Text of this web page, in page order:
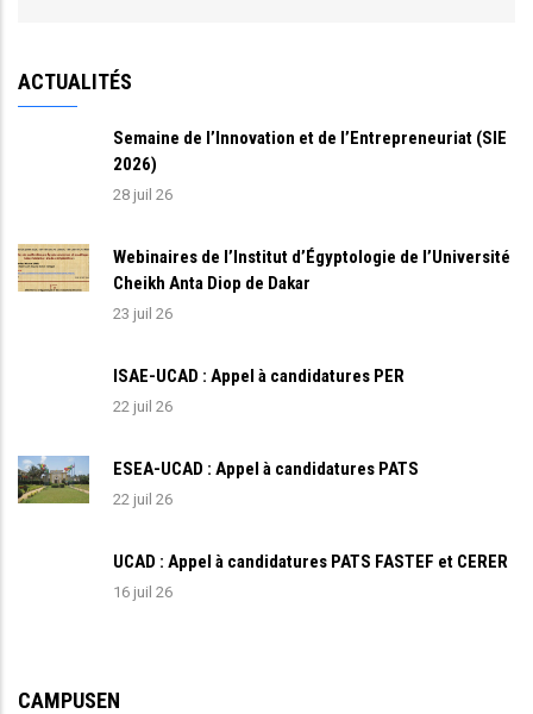
ACTUALITÉS
Semaine de l’Innovation et de l’Entrepreneuriat (SIE
2026)
28 juil 26
Webinaires de l’Institut d’Égyptologie de l’Université
Cheikh Anta Diop de Dakar
23 juil 26
ISAE-UCAD : Appel à candidatures PER
22 juil 26
ESEA-UCAD : Appel à candidatures PATS
22 juil 26
UCAD : Appel à candidatures PATS FASTEF et CERER
16 juil 26
CAMPUSEN